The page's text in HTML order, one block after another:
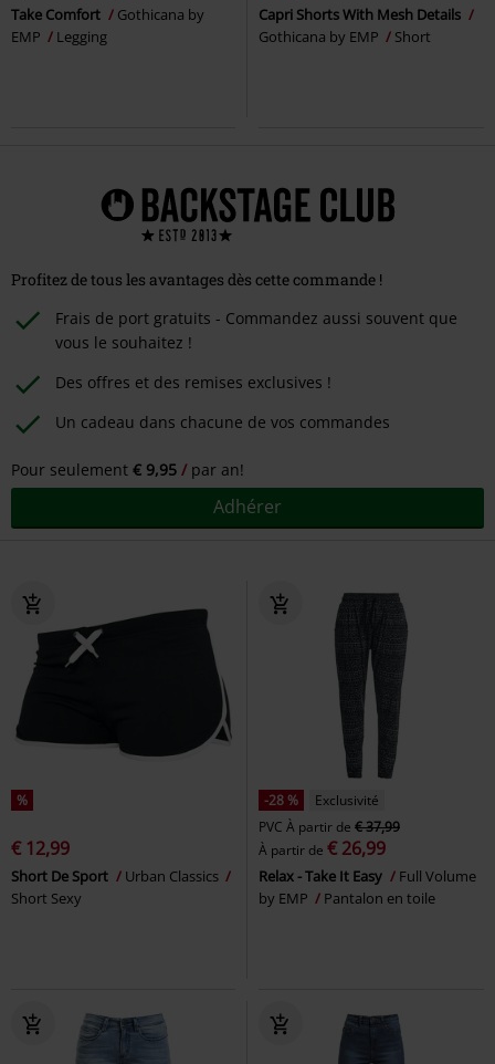
Take Comfort
Gothicana by
EMP
Legging
Capri Shorts With Mesh Details
Gothicana by EMP
Short
Profitez de tous les avantages dès cette commande !
Frais de port gratuits - Commandez aussi souvent que
vous le souhaitez !
Des offres et des remises exclusives !
Un cadeau dans chacune de vos commandes
Pour seulement € 9,95 par an!
Adhérer
%
€ 12,99
Short De Sport
Urban Classics
Short Sexy
-28 %
Exclusivité
PVC À partir de € 37,99
À partir de € 26,99
Relax - Take It Easy
Full Volume
by EMP
Pantalon en toile